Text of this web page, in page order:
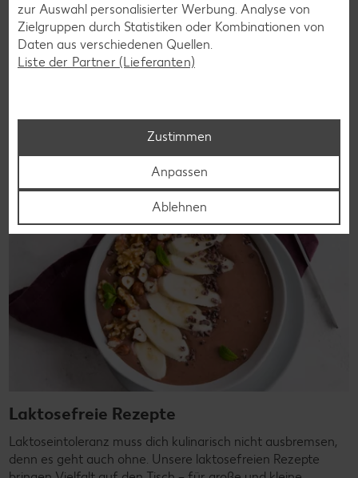
Glutenfreie Rezepte
Wer auf Gluten verzichtet, muss nicht automatisch auf
Vielfalt und Geschmack verzichten. Ob süß oder herzhaft –
Rezepte entdecken
Laktosefreie Rezepte
Laktoseintoleranz muss dich kulinarisch nicht ausbremsen,
denn es geht auch ohne. Unsere laktosefreien Rezepte
zur Auswahl personalisierter Werbung. Analyse von
Zielgruppen durch Statistiken oder Kombinationen von
Daten aus verschiedenen Quellen.
Liste der Partner (Lieferanten)
Zustimmen
Anpassen
Ablehnen